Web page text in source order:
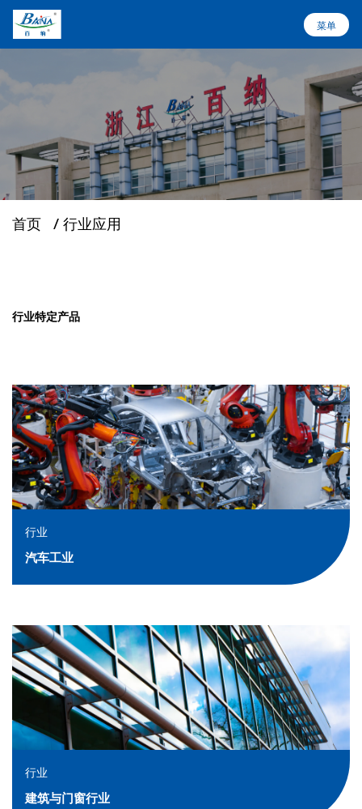
菜单
菜单
设备与解决方案
关于百纳
联系我们
首页 / 行业应用
行业特定产品
行业
汽车工业
行业
建筑与门窗行业